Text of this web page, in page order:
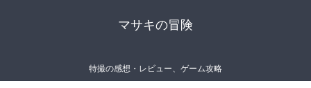
マサキの冒険
特撮の感想・レビュー、ゲーム攻略